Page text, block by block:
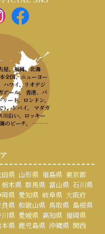
屋、福岡、北海
全国、ニューヨー
ハワイ、リオデジ
ポール、 香港、パ
リード、ロンドン、
)、ドバイ、 マダガ
川沿い、ロッキー
海のビーチ、 ………
県 山形県 福島県 東京都
栃木県 群馬県 富山県 石川県
県 愛知県 岐阜県 大阪府
県 和歌山県 鳥取県 島根県
県 愛媛県 高知県 福岡県
県 鹿児島県 沖縄県 関西